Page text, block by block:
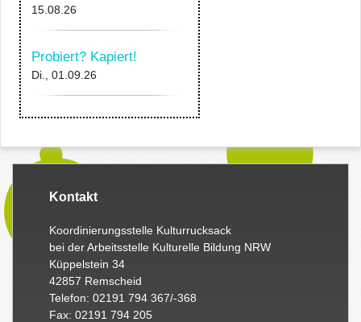
15.08.26
Probiert? Kapiert!
Di., 01.09.26
Kontakt
Koordinierungsstelle Kulturrucksack
bei der Arbeitsstelle Kulturelle Bildung NRW
Küppelstein 34
42857 Remscheid
Telefon: 02191 794 367/-368
Fax: 02191 794 205